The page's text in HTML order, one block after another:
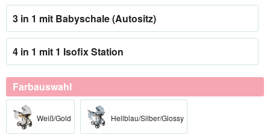
3 in 1 mit Babyschale (Autositz)
4 in 1 mit 1 Isofix Station
Farbauswahl
Weiß/Gold Hellblau/Silber/Glossy